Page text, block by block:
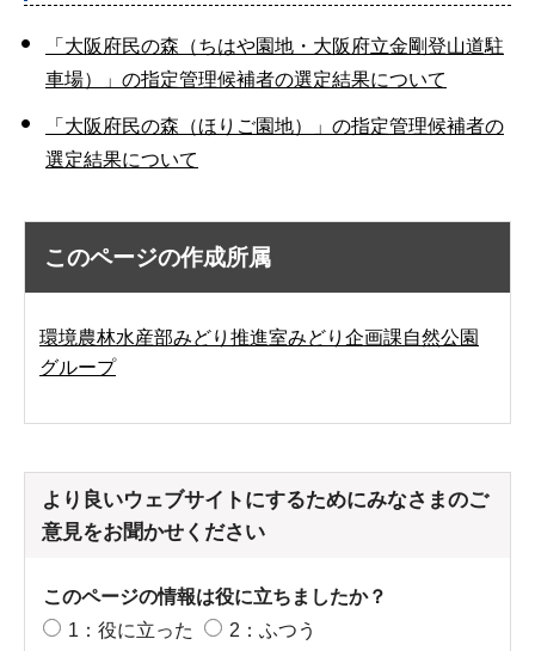
「大阪府民の森（ちはや園地・大阪府立金剛登山道駐
車場）」の指定管理候補者の選定結果について
「大阪府民の森（ほりご園地）」の指定管理候補者の
選定結果について
このページの作成所属
環境農林水産部みどり推進室みどり企画課自然公園
グループ
より良いウェブサイトにするためにみなさまのご
意見をお聞かせください
このページの情報は役に立ちましたか？
1：役に立った
2：ふつう